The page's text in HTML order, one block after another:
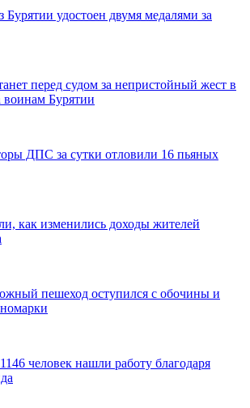
Бурятии удостоен двумя медалями за
перед судом за непристойный жест в
воинам Бурятии
ДПС за сутки отловили 16 пьяных
как изменились доходы жителей
пешеход оступился с обочины и
человек нашли работу благодаря